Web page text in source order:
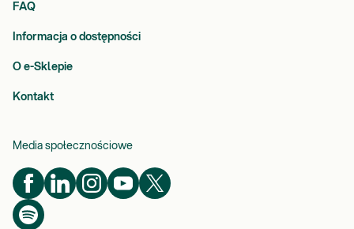
FAQ
Informacja o dostępności
O e-Sklepie
Kontakt
Media społecznościowe